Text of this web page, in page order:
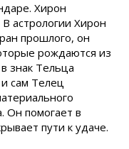
Хирон
астрологии Хирон
прошлого, он
рождаются из
знак Тельца
сам Телец
Он помогает в
пути к удаче.